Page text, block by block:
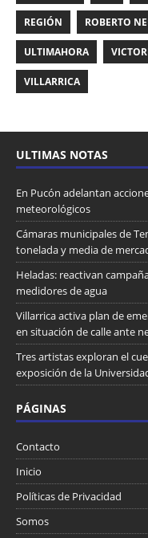
REGIÓN ROBERTO
ULTIMAHORA
VILLARRICA
ULTIMAS NOTAS
En Pucón adelantan
meteorológicos
Cámaras municipales de
tonelada y media de
Heladas: reactivan
medidores de agua
Villarrica activa plan de
en situación de calle ante
Tres artistas exploran el
exposición de la
PÁGINAS
Contacto
Inicio
Políticas de Privacidad
Somos